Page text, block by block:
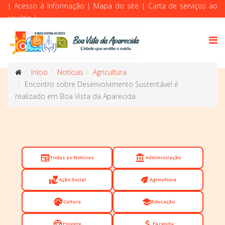
| Acesso à Informação | Mapa do site | Carta de serviços ao
usuário|
Início Notícias
Agricultura
Encontro sobre Desenvolvimento Sustentável é
realizado em Boa Vista da Aparecida
newspaperTodas as Notícias account_balanceAdministração
volunteer_activismAção Social eco Agricultura
paletteCultura schoolEducação